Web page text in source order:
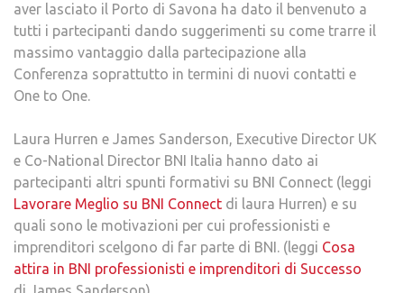
aver lasciato il Porto di Savona ha dato il benvenuto a
tutti i partecipanti dando suggerimenti su come trarre il
massimo vantaggio dalla partecipazione alla
Conferenza soprattutto in termini di nuovi contatti e
One to One.
Laura Hurren e James Sanderson, Executive Director UK
e Co-National Director BNI Italia hanno dato ai
partecipanti altri spunti formativi su BNI Connect (leggi
Lavorare Meglio su BNI Connect di laura Hurren) e su
quali sono le motivazioni per cui professionisti e
imprenditori scelgono di far parte di BNI. (leggi Cosa
attira in BNI professionisti e imprenditori di Successo